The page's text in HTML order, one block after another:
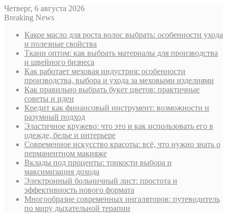
Четверг, 6 августа 2026
Breaking News
Какое масло для роста волос выбрать: особенности ухода
и полезные свойства
Ткани оптом: как выбрать материалы для производства
и швейного бизнеса
Как работает меховая индустрия: особенности
производства, выбора и ухода за меховыми изделиями
Как правильно выбрать букет цветов: практичные
советы и идеи
Кредит как финансовый инструмент: возможности и
разумный подход
Эластичное кружево: что это и как использовать его в
одежде, белье и интерьере
Современное искусство красоты: всё, что нужно знать о
перманентном макияже
Вклады под проценты: тонкости выбора и
максимизация дохода
Электронный больничный лист: простота и
эффективность нового формата
Многообразие современных ингаляторов: путеводитель
по миру дыхательной терапии